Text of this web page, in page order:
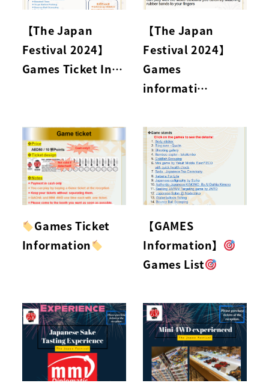
【The Japan
Festival 2024】
Games Ticket In…
【The Japan
Festival 2024】
Games
informati…
Games Ticket
Information
【GAMES
Information】
Games List